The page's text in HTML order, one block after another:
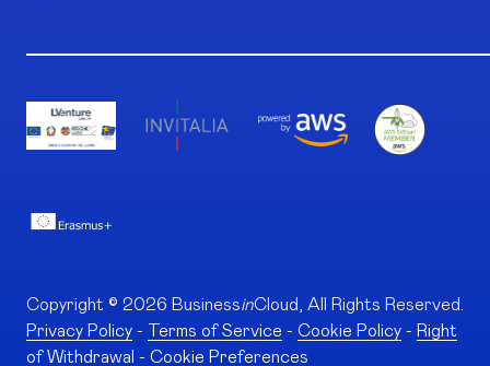
Copyright © 2026 BusinessinCloud, All Rights Reserved.
Privacy Policy - Terms of Service - Cookie Policy - Right
of Withdrawal - Cookie Preferences